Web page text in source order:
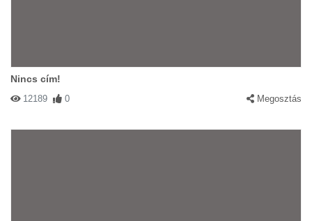
Nincs cím!
12189 0 Megosztás